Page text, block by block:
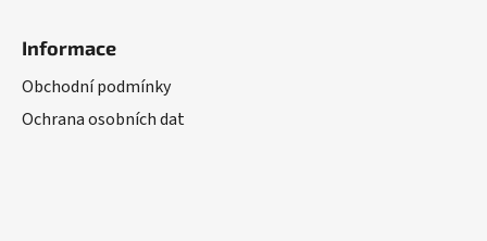
Informace
Obchodní podmínky
Ochrana osobních dat